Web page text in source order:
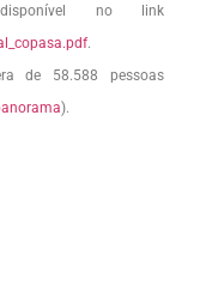
no link
.
de 58.588 pessoas
).